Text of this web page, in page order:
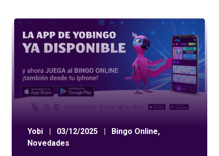
Yobi | 03/12/2025 | Bingo Online,
Novedades